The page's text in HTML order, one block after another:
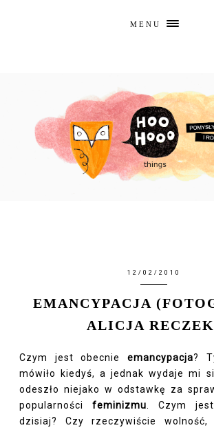
MENU
12/02/2010
EMANCYPACJA
ALICJA
Czym jest obecnieemancypacja?
mówiło kiedyś, a jednak wydaje mi
odeszło niejako w odstawkę za
popularnościfeminizmu. Czym jest
dzisiaj? Czy rzeczywiście